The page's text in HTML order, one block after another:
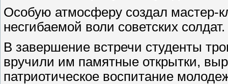
Особую атмосферу создал мастер-
несгибаемой воли советских
В завершение встречи студенты
вручили им памятные открытки,
патриотическое воспитание